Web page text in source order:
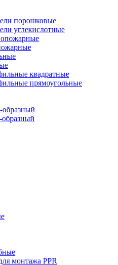
порошковые
углекислотные
квадратные
прямоугольные